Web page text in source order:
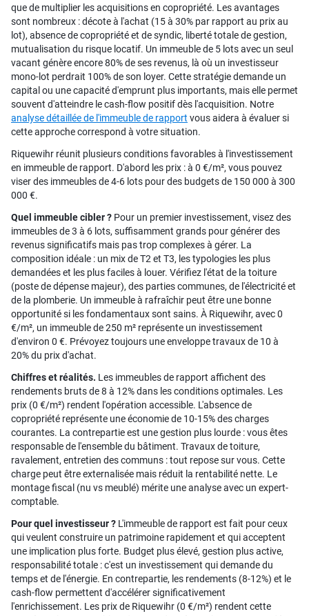
que de multiplier les acquisitions en copropriété. Les avantages
sont nombreux : décote à l'achat (15 à 30% par rapport au prix au
lot), absence de copropriété et de syndic, liberté totale de gestion,
mutualisation du risque locatif. Un immeuble de 5 lots avec un seul
vacant génère encore 80% de ses revenus, là où un investisseur
mono-lot perdrait 100% de son loyer. Cette stratégie demande un
capital ou une capacité d'emprunt plus importants, mais elle permet
souvent d'atteindre le cash-flow positif dès l'acquisition. Notre
analyse détaillée de l'immeuble de rapport vous aidera à évaluer si
cette approche correspond à votre situation.
Riquewihr réunit plusieurs conditions favorables à l'investissement
en immeuble de rapport. D'abord les prix : à 0 €/m², vous pouvez
viser des immeubles de 4-6 lots pour des budgets de 150 000 à 300
000 €.
Quel immeuble cibler ? Pour un premier investissement, visez des
immeubles de 3 à 6 lots, suffisamment grands pour générer des
revenus significatifs mais pas trop complexes à gérer. La
composition idéale : un mix de T2 et T3, les typologies les plus
demandées et les plus faciles à louer. Vérifiez l'état de la toiture
(poste de dépense majeur), des parties communes, de l'électricité et
de la plomberie. Un immeuble à rafraîchir peut être une bonne
opportunité si les fondamentaux sont sains. À Riquewihr, avec 0
€/m², un immeuble de 250 m² représente un investissement
d'environ 0 €. Prévoyez toujours une enveloppe travaux de 10 à
20% du prix d'achat.
Chiffres et réalités. Les immeubles de rapport affichent des
rendements bruts de 8 à 12% dans les conditions optimales. Les
prix (0 €/m²) rendent l'opération accessible. L'absence de
copropriété représente une économie de 10-15% des charges
courantes. La contrepartie est une gestion plus lourde : vous êtes
responsable de l'ensemble du bâtiment. Travaux de toiture,
ravalement, entretien des communs : tout repose sur vous. Cette
charge peut être externalisée mais réduit la rentabilité nette. Le
montage fiscal (nu vs meublé) mérite une analyse avec un expert-
comptable.
Pour quel investisseur ? L'immeuble de rapport est fait pour ceux
qui veulent construire un patrimoine rapidement et qui acceptent
une implication plus forte. Budget plus élevé, gestion plus active,
responsabilité totale : c'est un investissement qui demande du
temps et de l'énergie. En contrepartie, les rendements (8-12%) et le
cash-flow permettent d'accélérer significativement
l'enrichissement. Les prix de Riquewihr (0 €/m²) rendent cette